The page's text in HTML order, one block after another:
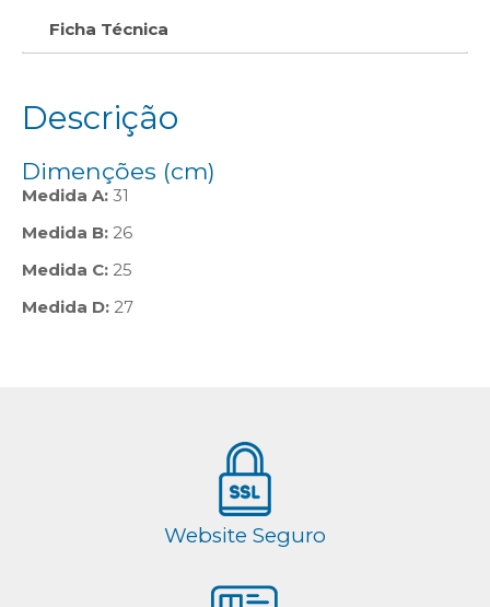
Ficha Técnica
Descrição
Dimenções (cm)
Medida A: 31
Medida B: 26
Medida C: 25
Medida D: 27
Website Seguro